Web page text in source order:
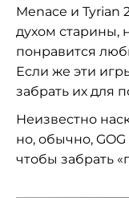
Menace и Tyrian
духом старины,
понравится
Если же эти
забрать их для
Неизвестно
но, обычно,
чтобы забрать